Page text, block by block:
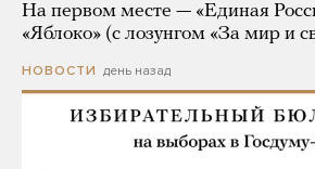
На первом месте — «Единая
«Яблоко» (с лозунгом «За мир и
НОВОСТИ день назад